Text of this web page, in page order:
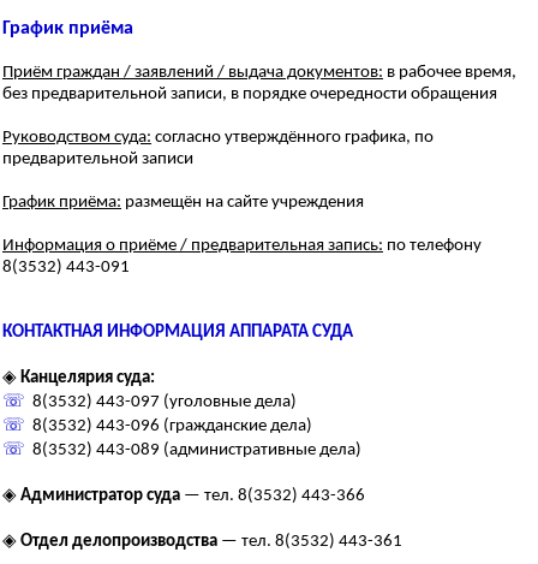
График приёма
Приём граждан / заявлений / выдача документов: в рабочее время,
без предварительной записи, в порядке очередности обращения
Руководством суда: согласно утверждённого графика, по
предварительной записи
График приёма: размещён на сайте учреждения
Информация о приёме / предварительная запись: по телефону
8(3532) 443-091
КОНТАКТНАЯ ИНФОРМАЦИЯ АППАРАТА СУДА
◈ Канцелярия суда:
☏ 8(3532) 443-097 (уголовные дела)
☏ 8(3532) 443-096 (гражданские дела)
☏ 8(3532) 443-089 (административные дела)
◈ Администратор суда — тел. 8(3532) 443-366
◈ Отдел делопроизводства — тел. 8(3532) 443-361